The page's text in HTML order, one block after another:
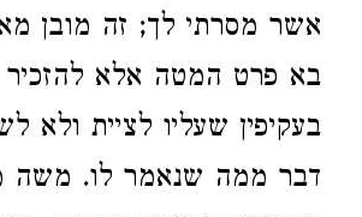
אשר מסרתי לך; זה מובן
בא פרט המטה אלא
בעקיפין שעליו לציית ולא
דבר ממה שנאמר לו. משה